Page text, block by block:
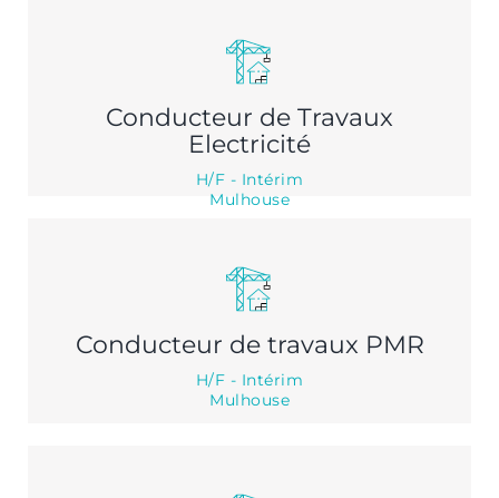
Conducteur de Travaux
Electricité
H/F - Intérim
Mulhouse
Conducteur de travaux PMR
H/F - Intérim
Mulhouse